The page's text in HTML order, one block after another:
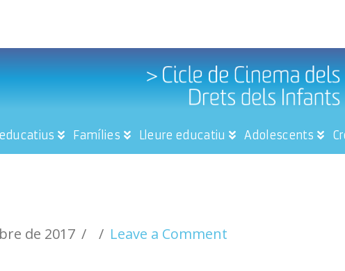
Famílies Lleure educatiu Adolescents
de 2017 Leave a Comment